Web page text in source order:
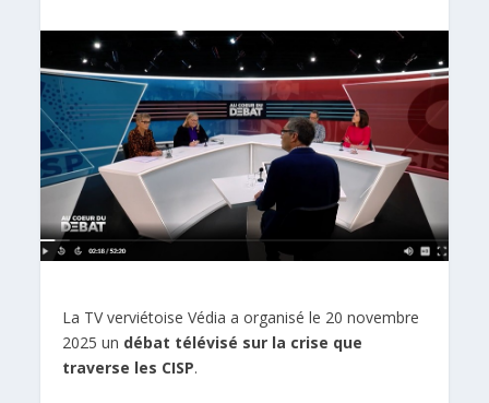
La TV verviétoise Védia a organisé le 20 novembre
2025 un débat télévisé sur la crise que
traverse les CISP.